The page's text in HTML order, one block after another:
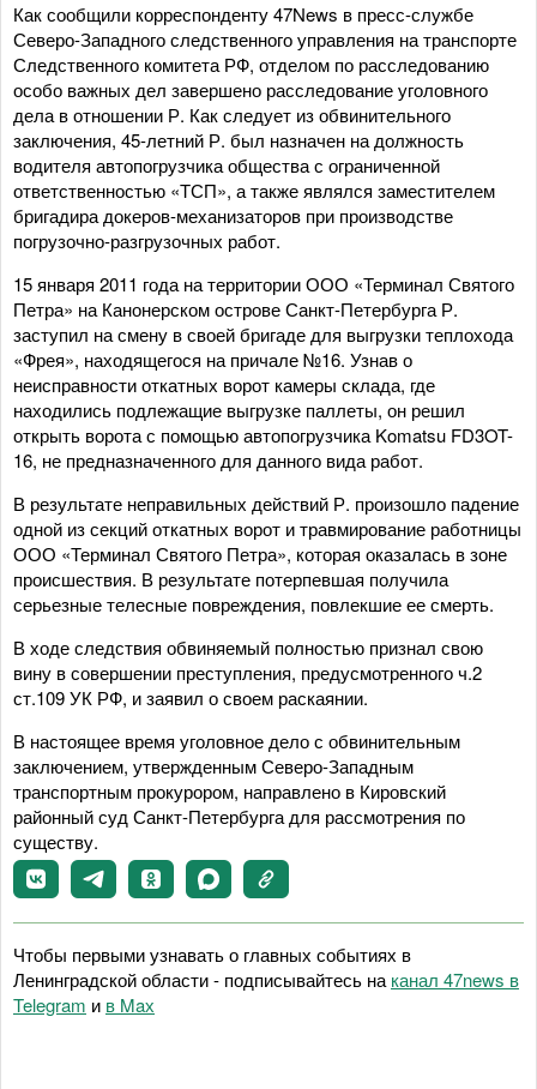
Как сообщили корреспонденту 47News в пресс-службе
Северо-Западного следственного управления на транспорте
Следственного комитета РФ, отделом по расследованию
особо важных дел завершено расследование уголовного
дела в отношении Р. Как следует из обвинительного
заключения, 45-летний Р. был назначен на должность
водителя автопогрузчика общества с ограниченной
ответственностью «ТСП», а также являлся заместителем
бригадира докеров-механизаторов при производстве
погрузочно-разгрузочных работ.
15 января 2011 года на территории ООО «Терминал Святого
Петра» на Канонерском острове Санкт-Петербурга Р.
заступил на смену в своей бригаде для выгрузки теплохода
«Фрея», находящегося на причале №16. Узнав о
неисправности откатных ворот камеры склада, где
находились подлежащие выгрузке паллеты, он решил
открыть ворота с помощью автопогрузчика Komatsu FD3OT-
16, не предназначенного для данного вида работ.
В результате неправильных действий Р. произошло падение
одной из секций откатных ворот и травмирование работницы
ООО «Терминал Святого Петра», которая оказалась в зоне
происшествия. В результате потерпевшая получила
серьезные телесные повреждения, повлекшие ее смерть.
В ходе следствия обвиняемый полностью признал свою
вину в совершении преступления, предусмотренного ч.2
ст.109 УК РФ, и заявил о своем раскаянии.
В настоящее время уголовное дело с обвинительным
заключением, утвержденным Северо-Западным
транспортным прокурором, направлено в Кировский
районный суд Санкт-Петербурга для рассмотрения по
существу.
Чтобы первыми узнавать о главных событиях в
Ленинградской области - подписывайтесь на канал 47news в
Telegram и в Maх